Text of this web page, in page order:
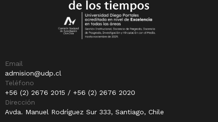
Email
admision@udp.cl
Teléfono
+56 (2) 2676 2015 / +56 (2) 2676 2020
Dirección
Avda. Manuel Rodríguez Sur 333, Santiago, Chile